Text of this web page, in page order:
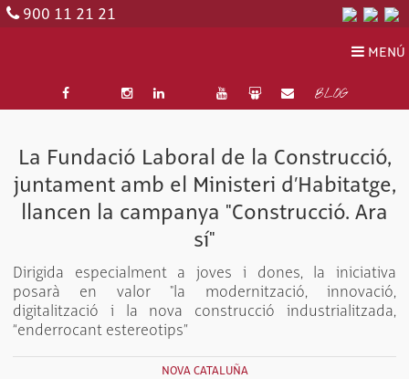
900 11 21 21
MENÚ
BLOG
La Fundació Laboral de la Construcció,
juntament amb el Ministeri d’Habitatge,
llancen la campanya "Construcció. Ara
sí"
Dirigida especialment a joves i dones, la iniciativa
posarà en valor "la modernització, innovació,
digitalització i la nova construcció industrialitzada,
“enderrocant estereotips”
NOVA CATALUÑA